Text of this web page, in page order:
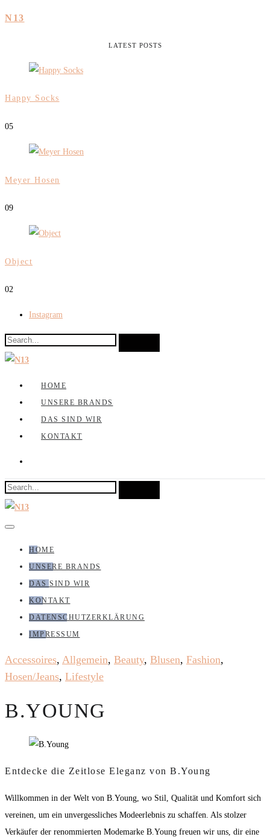
N13
LATEST POSTS
Happy Socks
05
Meyer Hosen
09
Object
02
Instagram
HOME
UNSERE BRANDS
DAS SIND WIR
KONTAKT
HOME
UNSERE BRANDS
DAS SIND WIR
KONTAKT
DATENSCHUTZERKLÄRUNG
IMPRESSUM
Accessoires, Allgemein, Beauty, Blusen, Fashion,
Hosen/Jeans, Lifestyle
B.YOUNG
Entdecke die Zeitlose Eleganz von B.Young
Willkommen in der Welt von B.Young, wo Stil, Qualität und Komfort sich
vereinen, um ein unvergessliches Modeerlebnis zu schaffen. Als stolzer
Verkäufer der renommierten Modemarke B.Young freuen wir uns, dir eine